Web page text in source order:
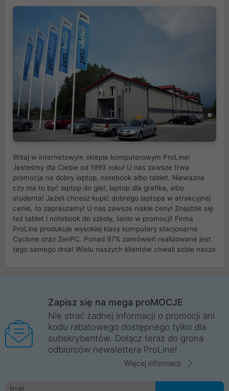
Witaj w internetowym sklepie komputerowym ProLine!
Jesteśmy dla Ciebie od 1993 roku! U nas zawsze trwa
promocja na dobry laptop, notebook albo tablet. Nieważne
czy ma to być laptop do gier, laptop dla grafika, albo
studenta! Jeżeli chcesz kupić dobrego laptopa w atrakcyjnej
cenie, to zapraszamy! U nas zawsze niskie ceny! Znajdzie się
też tablet i notebook do szkoły, tanio w promocji! Firma
ProLine produkuje wysokiej klasy komputery stacjonarne
Cyclone oraz ZenPC. Ponad 97% zamówień realizowane jest
tego samego dnia! Wielu naszych klientów chwali sobie nasze
Wrocław, Poznań, Legnica, Katowice, Gliwice, Kalisz, Bytom,
Trzebnica, Opole. Szybka i profesjonalna obsługa!
ProLine to polska firma ze 100% polskim kapitałem. Działamy
legalnie i płacimy podatki w naszym kraju! Posiadamy siedzibę
główną w Mirkowie oraz salony na terenie kraju. Cała
komunikacja ze sklepem komputerowym ProLine jest
danych osobowych. Dlatego zakup notebooka albo laptopa w
Zapisz się na mega proMOCJE
Nie strać żadnej informacji o promocji ani
kodu rabatowego dostępnego tylko dla
subskrybentów. Dołącz teraz do grona
odbiorców newslettera ProLine!
Więcej informacji
Email